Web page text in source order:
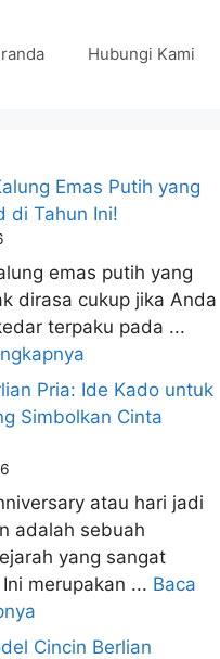
Hubungi Kami
Emas Putih yang
di Tahun Ini!
emas putih yang
dirasa cukup jika Anda
terpaku pada ...
Pria: Ide Kado untuk
Simbolkan Cinta
atau hari jadi
adalah sebuah
yang sangat
merupakan ... Baca
Cincin Berlian